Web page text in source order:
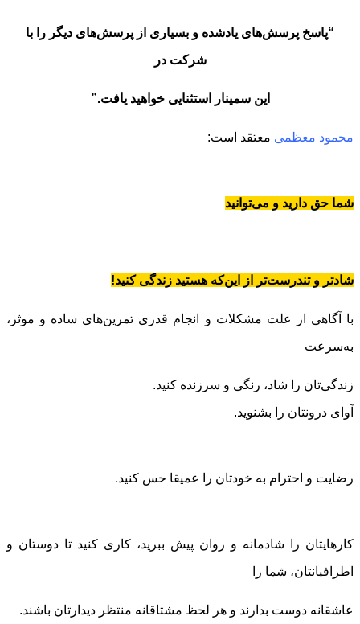
“پاسخ پرسش‌های یاد‌شده و بسیاری از پرسش‌های دیگر را با
شرکت در
این سمینار استثنایی خواهید یافت.”
محمود معظمی معتقد است:
شما حق دارید و می‌توانید
شاد‌تر و تندرست‌تر از این‌که هستید زندگی کنید!
با آگاهی از علت مشکلات و انجام قدری تمرین‌های ساده و موثر،
به‌سرعت
زندگی‌تان را شاد، رنگی و سرزنده کنید.
آوای درونتان را بشنوید.
رضایت و احترام به خودتان را عمیقا حس کنید.
کار‌هایتان را شادمانه و روان پیش ببرید، کاری کنید تا دوستان و
اطرافیانتان، شما را
عاشقانه دوست بدارند و هر لحظ مشتاقانه منتظر دیدارتان باشند.